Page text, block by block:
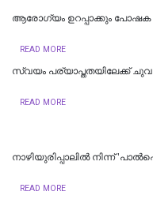
ആരോഗ്യം ഉറപ്പാക്കും പോഷക
READ MORE
സ്വയം പര്യാപ്തതയിലേക്ക്
READ MORE
നാഴിയുരിപ്പാലിൽ നിന്ന്
READ MORE